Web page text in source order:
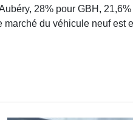
28% pour GBH,
du véhicule neuf est